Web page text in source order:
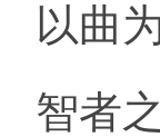
以曲
智者